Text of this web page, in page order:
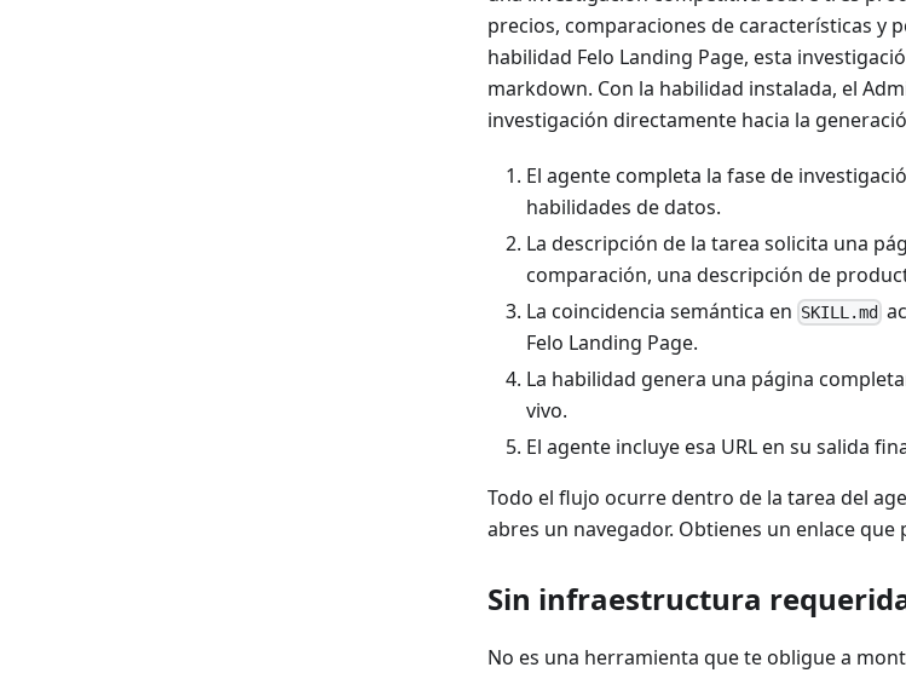
precios, comparaciones de características y
habilidad Felo Landing Page, esta
markdown. Con la habilidad instalada, el
investigación directamente hacia la
El agente completa la fase de
habilidades de datos.
La descripción de la tarea solicita una
comparación, una descripción de
La coincidencia semántica en SKILL.md
Felo Landing Page.
La habilidad genera una página
vivo.
El agente incluye esa URL en su salida
Todo el flujo ocurre dentro de la tarea del
abres un navegador. Obtienes un enlace
Sin infraestructura
No es una herramienta que te obligue a